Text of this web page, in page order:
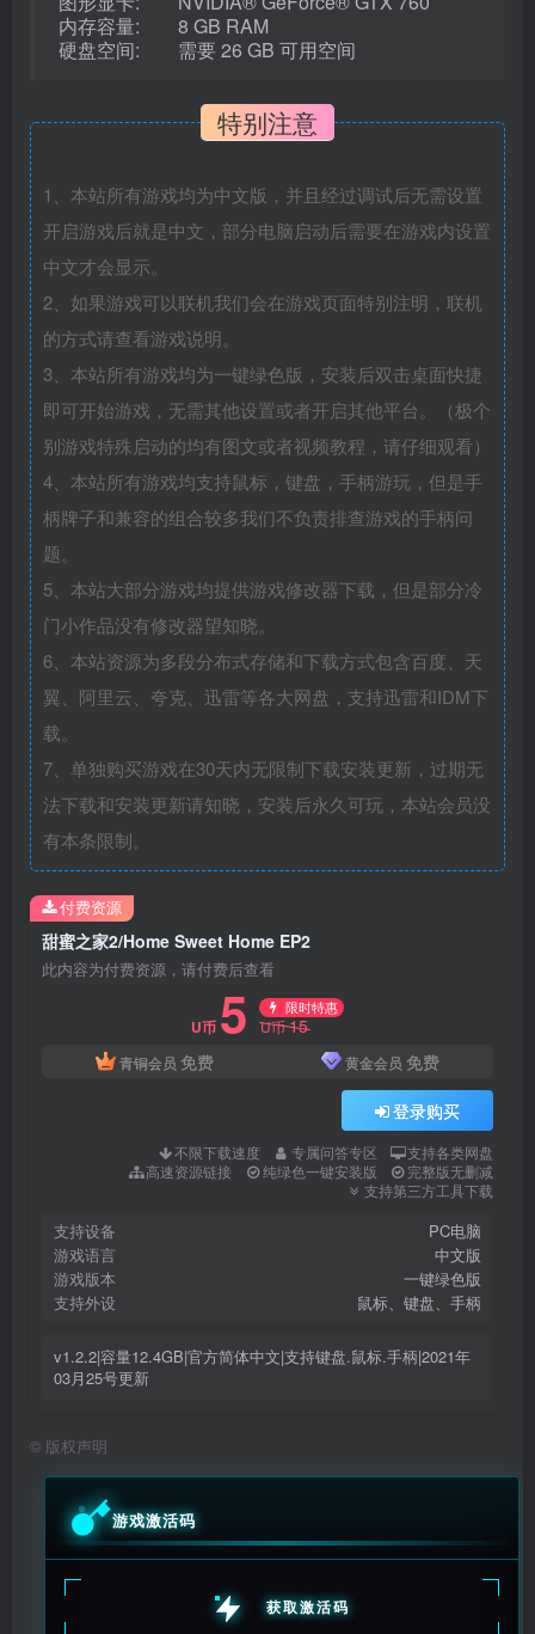
内存容量: 8 GB RAM
硬盘空间: 需要 26 GB 可用空间
特别注意
1、本站所有游戏均为中文版，并且经过调试后无需设置
开启游戏后就是中文，部分电脑启动后需要在游戏内设置
中文才会显示。
2、如果游戏可以联机我们会在游戏页面特别注明，联机
的方式请查看游戏说明。
3、本站所有游戏均为一键绿色版，安装后双击桌面快捷
即可开始游戏，无需其他设置或者开启其他平台。（极个
别游戏特殊启动的均有图文或者视频教程，请仔细观看）
4、本站所有游戏均支持鼠标，键盘，手柄游玩，但是手
柄牌子和兼容的组合较多我们不负责排查游戏的手柄问
题。
5、本站大部分游戏均提供游戏修改器下载，但是部分冷
门小作品没有修改器望知晓。
6、本站资源为多段分布式存储和下载方式包含百度、天
翼、阿里云、夸克、迅雷等各大网盘，支持迅雷和IDM下
载。
7、单独购买游戏在30天内无限制下载安装更新，过期无
法下载和安装更新请知晓，安装后永久可玩，本站会员没
有本条限制。
甜蜜之家2/Home Sweet Home EP2
此内容为付费资源，请付费后查看
U币 5 限时特惠
U币15
青铜会员 免费 黄金会员 免费
登录购买
不限下载速度 专属问答专区
支持各类网盘
高速资源链接
纯绿色一键安装版
完整版无删减
支持第三方工具下载
支持设备
PC电脑
游戏语言
中文版
游戏版本
一键绿色版
支持外设
鼠标、键盘、手柄
v1.2.2|容量12.4GB|官方简体中文|支持键盘.鼠标.手柄|2021年
03月25号更新
付费资源
© 版权声明
游戏激活码
获取激活码